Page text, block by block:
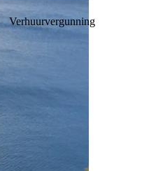
Verhuurvergunning